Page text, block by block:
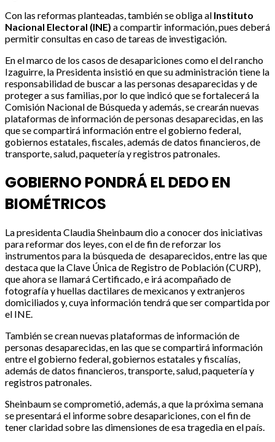
Con las reformas planteadas, también se obliga al Instituto
Nacional Electoral (INE) a compartir información, pues deberá
permitir consultas en caso de tareas de investigación.
En el marco de los casos de desapariciones como el del rancho
Izaguirre, la Presidenta insistió en que su administración tiene la
responsabilidad de buscar a las personas desaparecidas y de
proteger a sus familias, por lo que indicó que se fortalecerá la
Comisión Nacional de Búsqueda y además, se crearán nuevas
plataformas de información de personas desaparecidas, en las
que se compartirá información entre el gobierno federal,
gobiernos estatales, fiscales, además de datos financieros, de
transporte, salud, paquetería y registros patronales.
GOBIERNO PONDRÁ EL DEDO EN
BIOMÉTRICOS
La presidenta Claudia Sheinbaum dio a conocer dos iniciativas
para reformar dos leyes, con el de fin de reforzar los
instrumentos para la búsqueda de desaparecidos, entre las que
destaca que la Clave Única de Registro de Población (CURP),
que ahora se llamará Certificado, e irá acompañado de
fotografía y huellas dactilares de mexicanos y extranjeros
domiciliados y, cuya información tendrá que ser compartida por
el INE.
También se crean nuevas plataformas de información de
personas desaparecidas, en las que se compartirá información
entre el gobierno federal, gobiernos estatales y fiscalías,
además de datos financieros, transporte, salud, paquetería y
registros patronales.
Sheinbaum se comprometió, además, a que la próxima semana
se presentará el informe sobre desapariciones, con el fin de
tener claridad sobre las dimensiones de esa tragedia en el país.